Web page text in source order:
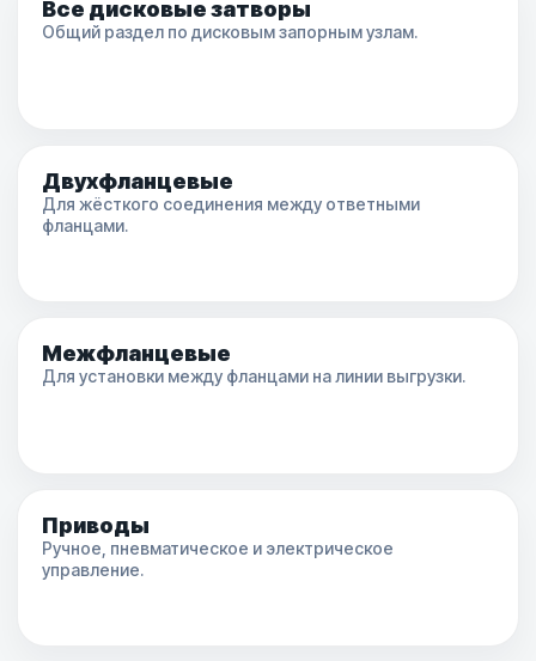
Все дисковые затворы
Общий раздел по дисковым запорным узлам.
Двухфланцевые
Для жёсткого соединения между ответными
фланцами.
Межфланцевые
Для установки между фланцами на линии выгрузки.
Приводы
Ручное, пневматическое и электрическое
управление.